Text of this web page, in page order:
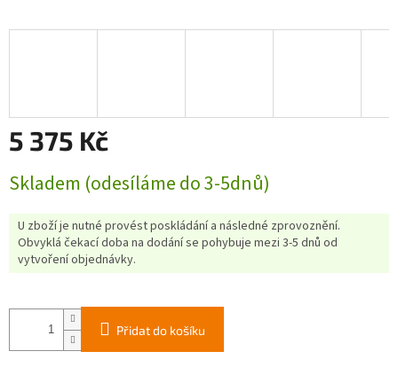
5 375 Kč
cena:
Skladem (odesíláme do 3-5dnů)
U zboží je nutné provést poskládání a následné zprovoznění.
Obvyklá čekací doba na dodání se pohybuje mezi 3-5 dnů od
vytvoření objednávky.
Přidat do košíku